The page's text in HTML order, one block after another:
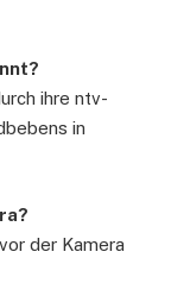
ihre ntv-
in
der Kamera